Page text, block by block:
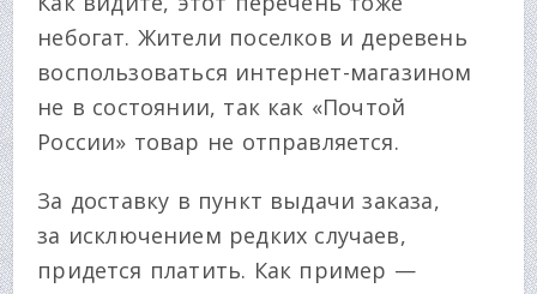
небогат. Жители поселков и деревень
воспользоваться интернет-магазином
не в состоянии, так как «Почтой
России» товар не отправляется.
За доставку в пункт выдачи заказа,
за исключением редких случаев,
придется платить. Как пример —